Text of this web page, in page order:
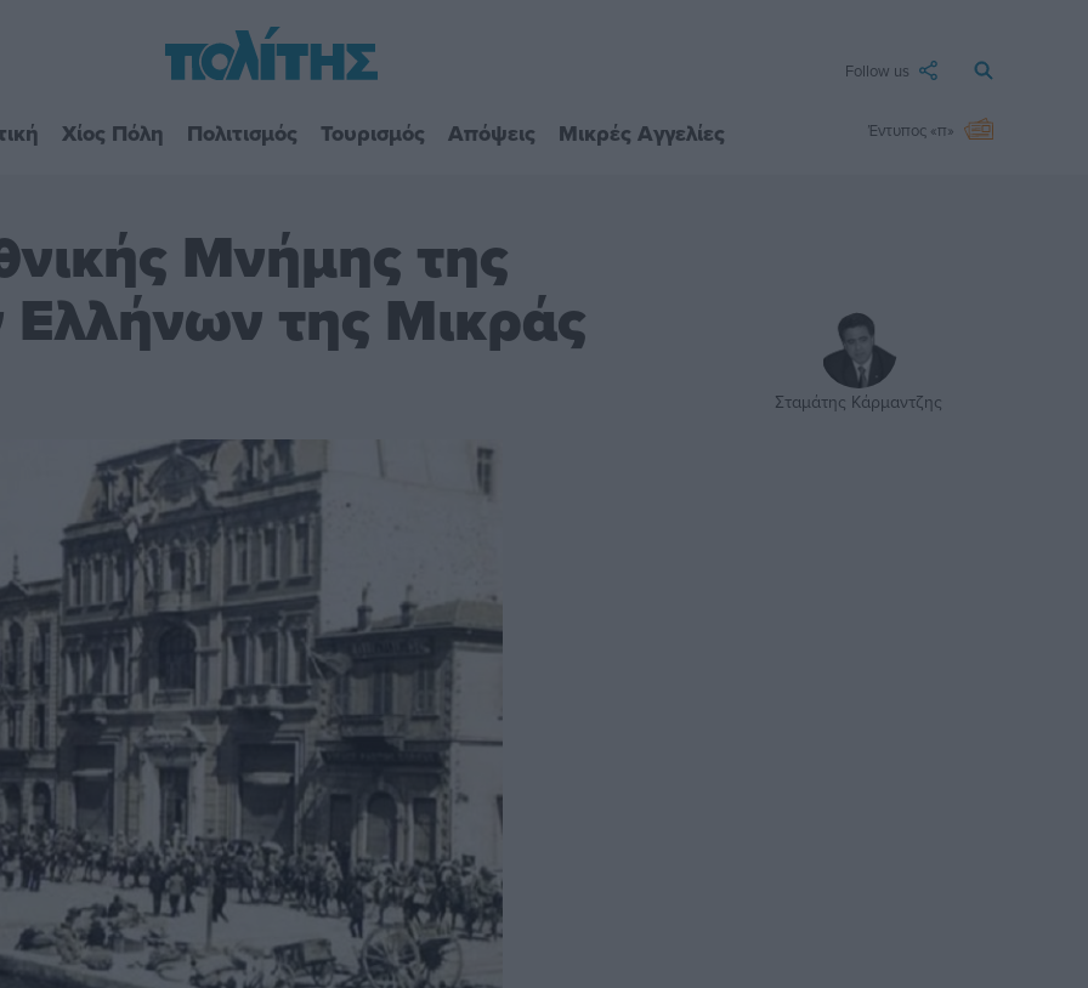
Follow us
Χίος Πόλη Πολιτισμός Τουρισμός Απόψεις Μικρές Αγγελίες Έντυπος «π»
Μνήμης της
Ελλήνων της Μικράς
Σταμάτης Κάρμαντζης